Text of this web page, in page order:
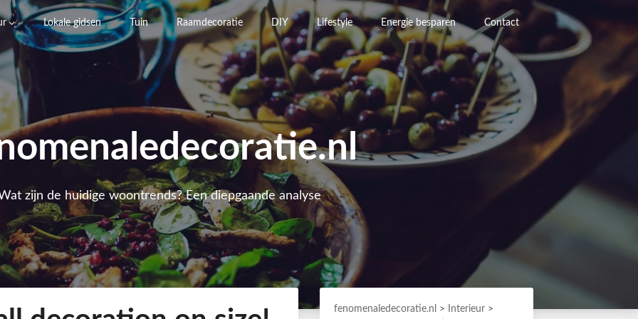
Lokale gidsen Tuin Raamdecoratie DIY Lifestyle Energie besparen Contact
zijn de huidige woontrends? Een diepgaande analyse
fenomenaledecoratie.nl > Interieur >